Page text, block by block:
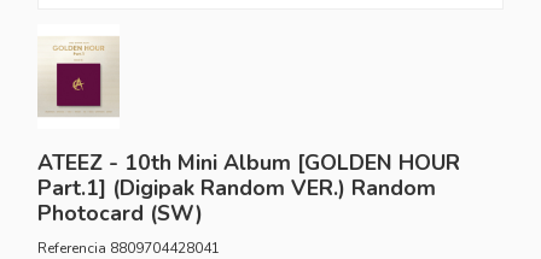
ATEEZ - 10th Mini Album [GOLDEN HOUR
Part.1] (Digipak Random VER.) Random
Photocard (SW)
Referencia 8809704428041